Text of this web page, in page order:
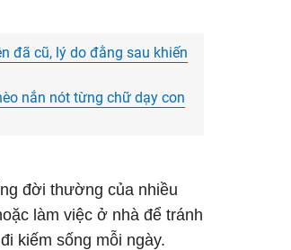
đã cũ, lý do đằng sau khiến
nắn nót từng chữ dạy con
đời thường của nhiều
làm việc ở nhà để tránh
kiếm sống mỗi ngày.